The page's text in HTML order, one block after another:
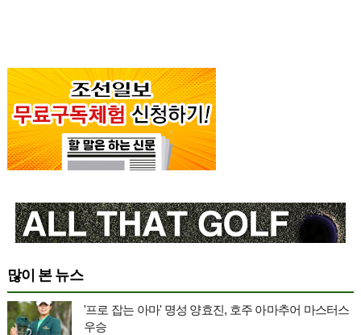
많이 본 뉴스
'프로 잡는 아마' 명성 양효진, 호주 아마추어 마스터스
우승